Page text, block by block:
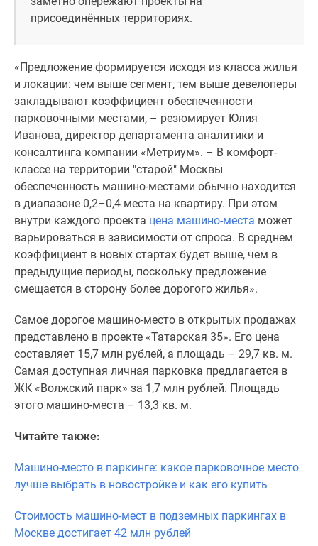
коттеджи
Коттеджные
поселки
Новой
Москве
Готовые
коттеджные
поселки
Строящиеся
коттеджные
поселки
Коттеджные
поселки
Коттеджные
поселки
водоема
Коттеджные
поселки
ипотеку
центры
Коттеджи
акции
присоединённых территориях.
«Предложение формируется исходя из класса жилья
и локации: чем выше сегмент, тем выше девелоперы
закладывают коэффициент обеспеченности
парковочными местами, – резюмирует Юлия
Иванова, директор департамента аналитики и
консалтинга компании «Метриум». – В комфорт-
классе на территории "старой" Москвы
обеспеченность машино-местами обычно находится
в диапазоне 0,2–0,4 места на квартиру. При этом
внутри каждого проекта цена машино-места может
варьироваться в зависимости от спроса. В среднем
коэффициент в новых стартах будет выше, чем в
предыдущие периоды, поскольку предложение
смещается в сторону более дорогого жилья».
Самое дорогое машино-место в открытых продажах
представлено в проекте «Татарская 35». Его цена
составляет 15,7 млн рублей, а площадь – 29,7 кв. м.
Самая доступная личная парковка предлагается в
ЖК «Волжский парк» за 1,7 млн рублей. Площадь
этого машино-места – 13,3 кв. м.
Читайте также:
Машино-место в паркинге: какое парковочное место
лучше выбрать в новостройке и как его купить
Стоимость машино-мест в подземных паркингах в
Москве достигает 42 млн рублей